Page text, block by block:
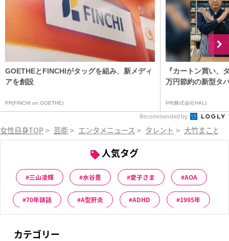
GOETHEとFINCHIがタッグを組み、新メディ
アを創設
PR(FINCHI on GOETHE)
『カートン買い、
万円節約の新型タ
PR(株式会社HAL)
Recommended by
女性自身TOP > 芸能 > エンタメニュース > タレント > 大竹まこと
人気タグ
三山凌輝 水谷豊 愛子さま AOA
70年談話 A型肝炎 ADHD 1995年
カテゴリー